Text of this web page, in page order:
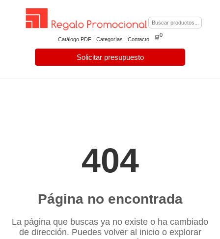
Catálogo PDF Categorías Contacto
Solicitar presupuesto
🛒0
404
Página no encontrada
La página que buscas ya no existe o ha cambiado
de dirección. Puedes volver al inicio o explorar